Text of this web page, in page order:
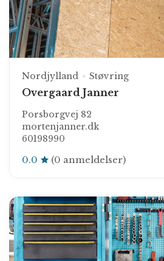
Nordjylland Støvring
Overgaard Janner
Porsborgvej 82
mortenjanner.dk
60198990
0.0 (0 anmeldelser)